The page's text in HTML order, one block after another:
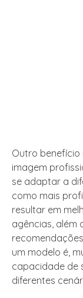
Outro
imagem
se adaptar a
como mais
resultar em
agências, além
um modelo é,
capacidade de
diferentes